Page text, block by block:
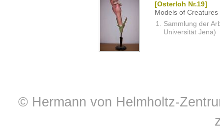
[Osterloh Nr.19]
Models of
Sammlung der
Universität Jena)
© Hermann von Helmholtz-